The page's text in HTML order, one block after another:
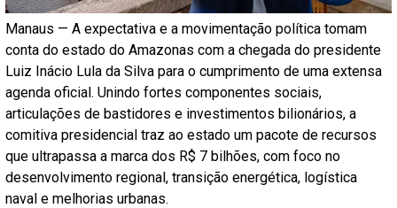
Manaus — A expectativa e a movimentação política tomam
conta do estado do Amazonas com a chegada do presidente
Luiz Inácio Lula da Silva para o cumprimento de uma extensa
agenda oficial. Unindo fortes componentes sociais,
articulações de bastidores e investimentos bilionários, a
comitiva presidencial traz ao estado um pacote de recursos
que ultrapassa a marca dos R$ 7 bilhões, com foco no
desenvolvimento regional, transição energética, logística
naval e melhorias urbanas.